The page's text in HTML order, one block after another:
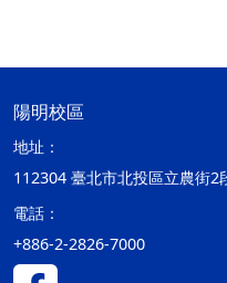
陽明校區
地址：
112304 臺北市北投區立農街2
電話：
+886-2-2826-7000